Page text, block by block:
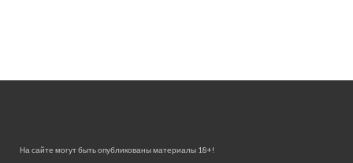
На сайте могут быть опубликованы материалы 18+!